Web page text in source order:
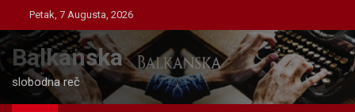
to
content
Petak, 7 Augusta, 2026
Balkanska
slobodna reč